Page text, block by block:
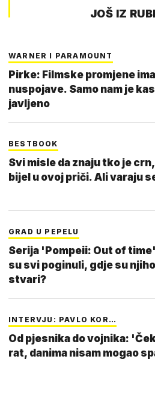
JOŠ IZ
WARNER I PARAMOUNT
Pirke: Filmske promjene
nuspojave. Samo nam je
javljeno
BESTBOOK
Svi misle da znaju tko je
bijel u ovoj priči. Ali varaju
GRAD U PEPELU
Serija 'Pompeii: Out of
su svi poginuli, gdje su
stvari?
INTERVJU: PAVLO KOR…
Od pjesnika do vojnika:
rat, danima nisam mogao